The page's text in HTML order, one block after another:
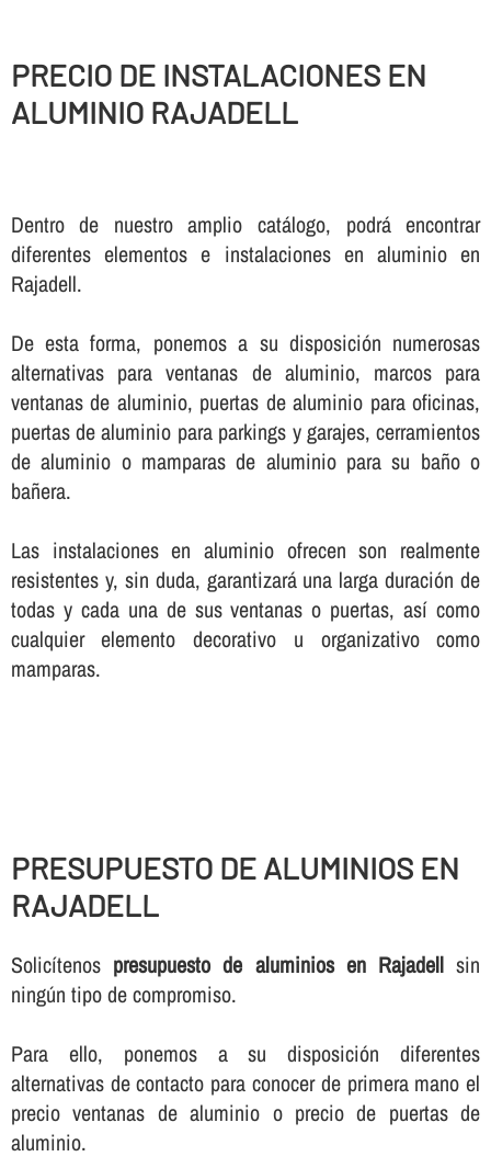
PRECIO DE INSTALACIONES EN
ALUMINIO RAJADELL
Dentro de nuestro amplio catálogo, podrá encontrar
diferentes elementos e instalaciones en aluminio en
Rajadell.
De esta forma, ponemos a su disposición numerosas
alternativas para ventanas de aluminio, marcos para
ventanas de aluminio, puertas de aluminio para oficinas,
puertas de aluminio para parkings y garajes, cerramientos
de aluminio o mamparas de aluminio para su baño o
bañera.
Las instalaciones en aluminio ofrecen son realmente
resistentes y, sin duda, garantizará una larga duración de
todas y cada una de sus ventanas o puertas, así­ como
cualquier elemento decorativo u organizativo como
mamparas.
PRESUPUESTO DE ALUMINIOS EN
RAJADELL
Solicí­tenos presupuesto de aluminios en Rajadellsin
ningún tipo de compromiso.
Para ello, ponemos a su disposición diferentes
alternativas de contacto para conocer de primera mano el
precio ventanas de aluminio o precio de puertas de
aluminio.